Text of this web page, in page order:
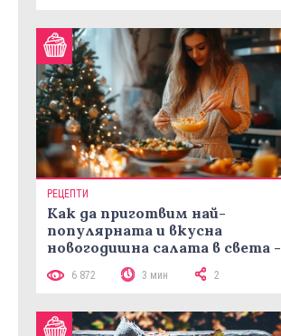
РЕЦЕПТИ
Как да приготвим най-
популярната и вкусна
новогодишна салата в света -
рецепта Мимоза
6 872 3 мин 2